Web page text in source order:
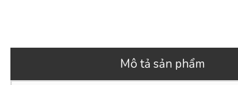
Mô tả sản phẩm